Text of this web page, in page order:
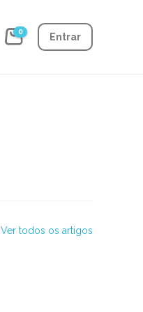
0 Entrar
Ver todos os artigos